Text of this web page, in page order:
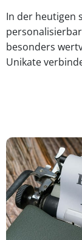
In der heutigen
besonders
Unikate